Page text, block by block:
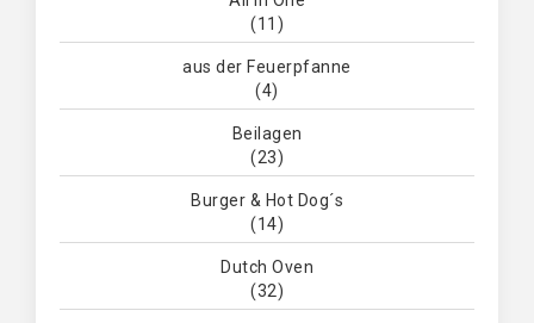
(11)
aus der Feuerpfanne
(4)
Beilagen
(23)
Burger & Hot Dog´s
(14)
Dutch Oven
(32)